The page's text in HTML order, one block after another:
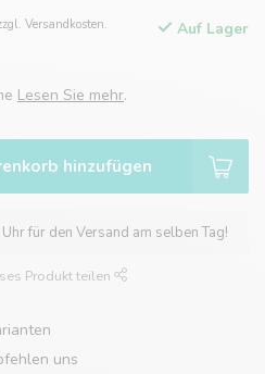
Versandkosten.
Auf Lager
Lesen Sie mehr.
hinzufügen
für den Versand am selben Tag!
Produkt teilen
uns